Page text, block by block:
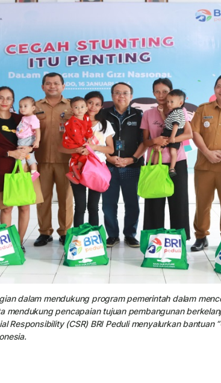
dalam mendukung program pemerintah dalam
mendukung pencapaian tujuan pembangunan
Responsibility (CSR) BRI Peduli menyalurkan bantuan